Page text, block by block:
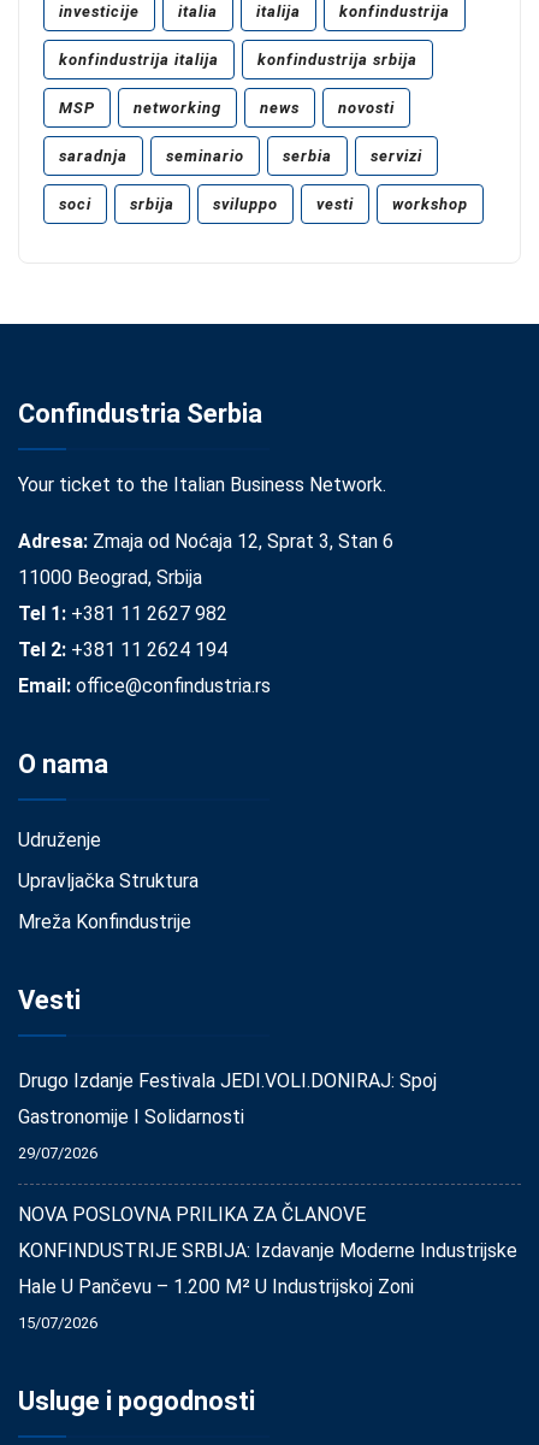
investicije italia italija konfindustrija
konfindustrija italija konfindustrija srbija
MSP networking news novosti
saradnja seminario serbia servizi
soci srbija sviluppo vesti workshop
Confindustria Serbia
Your ticket to the Italian Business Network.
Adresa: Zmaja od Noćaja 12, Sprat 3, Stan 6
11000 Beograd, Srbija
Tel 1: +381 11 2627 982
Tel 2: +381 11 2624 194
Email: office@confindustria.rs
O nama
Udruženje
Upravljačka Struktura
Mreža Konfindustrije
Vesti
Drugo Izdanje Festivala JEDI.VOLI.DONIRAJ: Spoj
Gastronomije I Solidarnosti
29/07/2026
NOVA POSLOVNA PRILIKA ZA ČLANOVE
KONFINDUSTRIJE SRBIJA: Izdavanje Moderne Industrijske
Hale U Pančevu – 1.200 M² U Industrijskoj Zoni
15/07/2026
Usluge i pogodnosti